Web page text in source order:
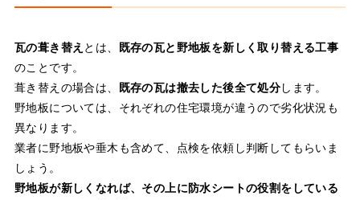
瓦の葺き替え とは、
既存の瓦と野地板を新しく取り替える工事
のことです。
葺き替えの場合は、
既存の瓦は撤去した後全て処分します。
野地板については、それぞれの住宅環境が違うので劣化状況も
異なります。
業者に野地板や垂木も含めて、点検を依頼し判断してもらいま
しょう。
野地板が新しくなれば、その上に防水シートの役割をしている